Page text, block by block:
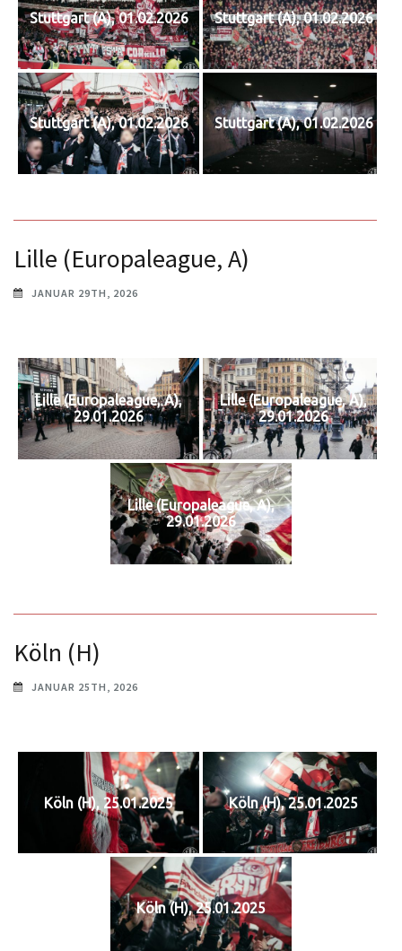
Stuttgart (A), 01.02.2026 Stuttgart (A), 01.02.2026
Stuttgart (A), 01.02.2026 Stuttgart (A), 01.02.2026
Lille (Europaleague, A)
JANUAR 29TH, 2026
Lille (Europaleague, A),
29.01.2026
Lille (Europaleague, A),
29.01.2026
Lille (Europaleague, A),
29.01.2026
Köln (H)
JANUAR 25TH, 2026
Köln (H), 25.01.2025 Köln (H), 25.01.2025
Köln (H), 25.01.2025